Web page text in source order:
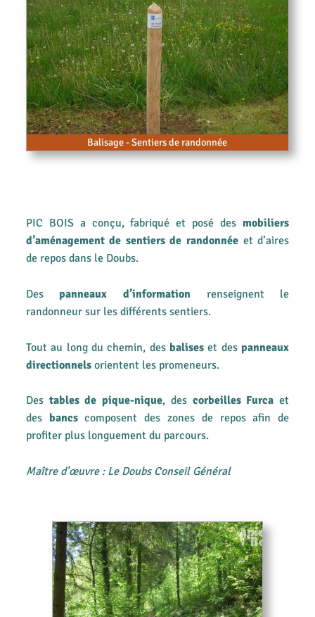
Balisage - Sentiers de randonnée
PIC BOIS a conçu, fabriqué et posé des mobiliers
d’aménagement de sentiers de randonnée et d’aires
de repos dans le Doubs.
Des panneaux d’information renseignent le
randonneur sur les différents sentiers.
Tout au long du chemin, des balises et des panneaux
directionnelsorientent les promeneurs.
Des tables de pique-nique, des corbeilles Furca et
des bancscomposent des zones de repos afin de
profiter plus longuement du parcours.
Maître d’œuvre : Le Doubs Conseil Général